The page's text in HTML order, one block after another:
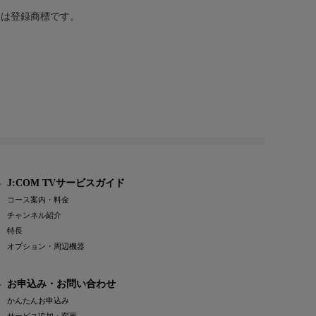
登録商標です。
J:COM TVサービスガイド
コース案内・料金
チャンネル紹介
特長
オプション・周辺機器
お申込み・お問い合わせ
かんたんお申込み